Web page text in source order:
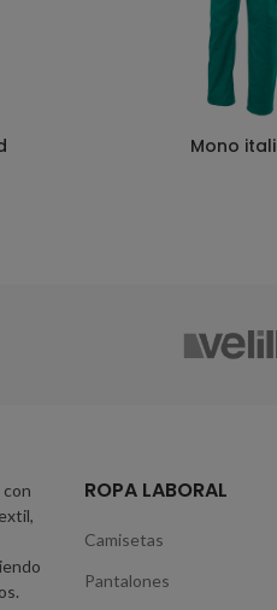
Mono
ROPA LABORAL
Camisetas
Pantalones